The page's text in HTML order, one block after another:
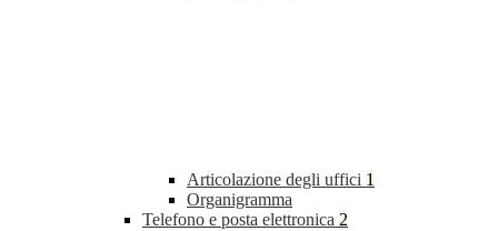
Articolazione degli uffici 1
Organigramma
Telefono e posta elettronica 2